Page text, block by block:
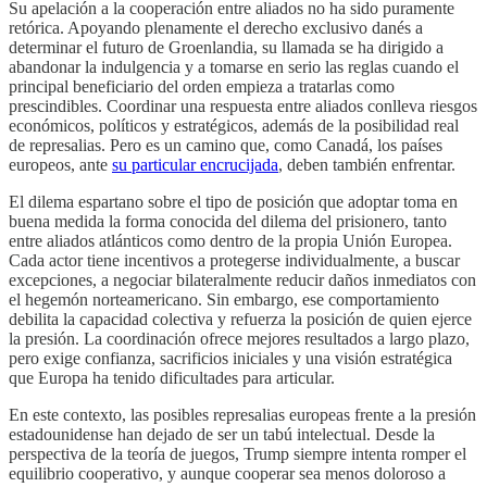
Su apelación a la cooperación entre aliados no ha sido puramente
retórica. Apoyando plenamente el derecho exclusivo danés a
determinar el futuro de Groenlandia, su llamada se ha dirigido a
abandonar la indulgencia y a tomarse en serio las reglas cuando el
principal beneficiario del orden empieza a tratarlas como
prescindibles. Coordinar una respuesta entre aliados conlleva riesgos
económicos, políticos y estratégicos, además de la posibilidad real
de represalias. Pero es un camino que, como Canadá, los países
europeos, ante su particular encrucijada, deben también enfrentar.
El dilema espartano sobre el tipo de posición que adoptar toma en
buena medida la forma conocida del dilema del prisionero, tanto
entre aliados atlánticos como dentro de la propia Unión Europea.
Cada actor tiene incentivos a protegerse individualmente, a buscar
excepciones, a negociar bilateralmente reducir daños inmediatos con
el hegemón norteamericano. Sin embargo, ese comportamiento
debilita la capacidad colectiva y refuerza la posición de quien ejerce
la presión. La coordinación ofrece mejores resultados a largo plazo,
pero exige confianza, sacrificios iniciales y una visión estratégica
que Europa ha tenido dificultades para articular.
En este contexto, las posibles represalias europeas frente a la presión
estadounidense han dejado de ser un tabú intelectual. Desde la
perspectiva de la teoría de juegos, Trump siempre intenta romper el
equilibrio cooperativo, y aunque cooperar sea menos doloroso a